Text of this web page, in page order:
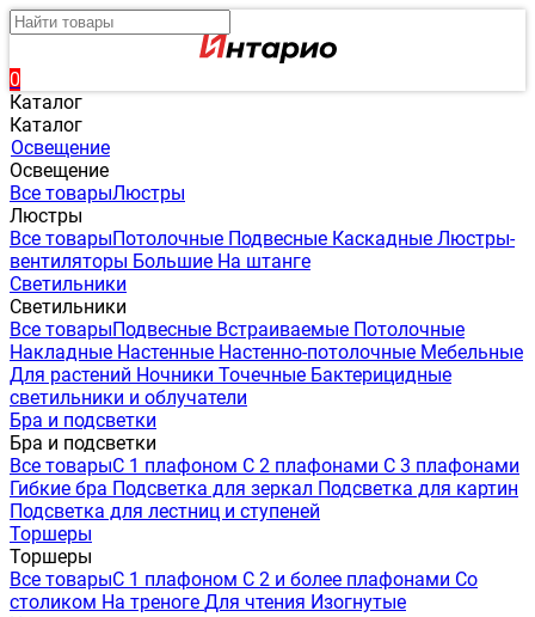
0
Каталог
Каталог
Освещение
Освещение
Все товарыЛюстры
Люстры
Все товарыПотолочные Подвесные Каскадные Люстры-
вентиляторы Большие На штанге
Светильники
Светильники
Все товарыПодвесные Встраиваемые Потолочные
Накладные Настенные Настенно-потолочные Мебельные
Для растений Ночники Точечные Бактерицидные
светильники и облучатели
Бра и подсветки
Бра и подсветки
Все товарыС 1 плафоном С 2 плафонами С 3 плафонами
Гибкие бра Подсветка для зеркал Подсветка для картин
Подсветка для лестниц и ступеней
Торшеры
Торшеры
Все товарыС 1 плафоном С 2 и более плафонами Со
столиком На треноге Для чтения Изогнутые